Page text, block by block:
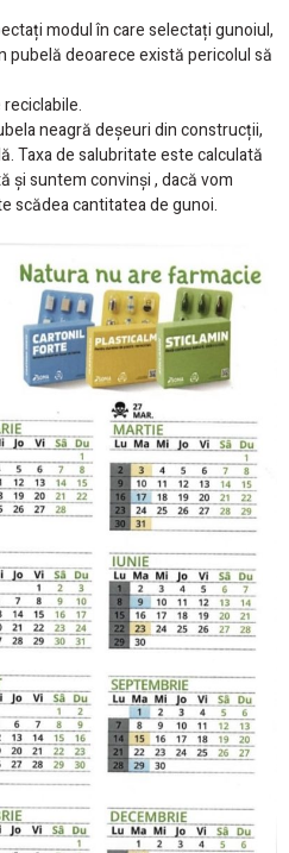
modul în care selectați gunoiul,
pubelă deoarece există pericolul să
neagră deșeuri din construcții,
Taxa de salubritate este calculată
și suntem convinși , dacă vom
scădea cantitatea de gunoi.